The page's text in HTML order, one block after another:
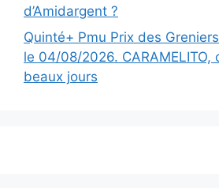
d’Amidargent ?
Quinté+ Pmu Prix des
le 04/08/2026. CARAMELITO,
beaux jours